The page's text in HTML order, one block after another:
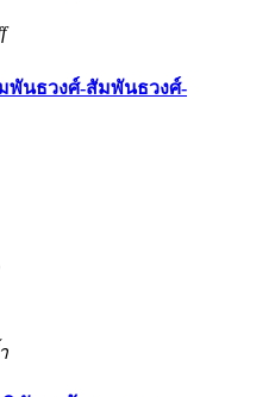
พันธวงศ์-สัมพันธวงศ์-